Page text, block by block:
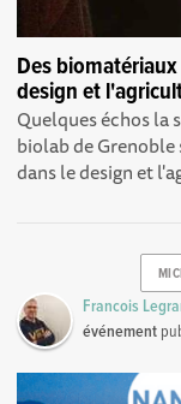
Des
design et
Quelques échos la
biolab de
dans le design et
Francois
événement